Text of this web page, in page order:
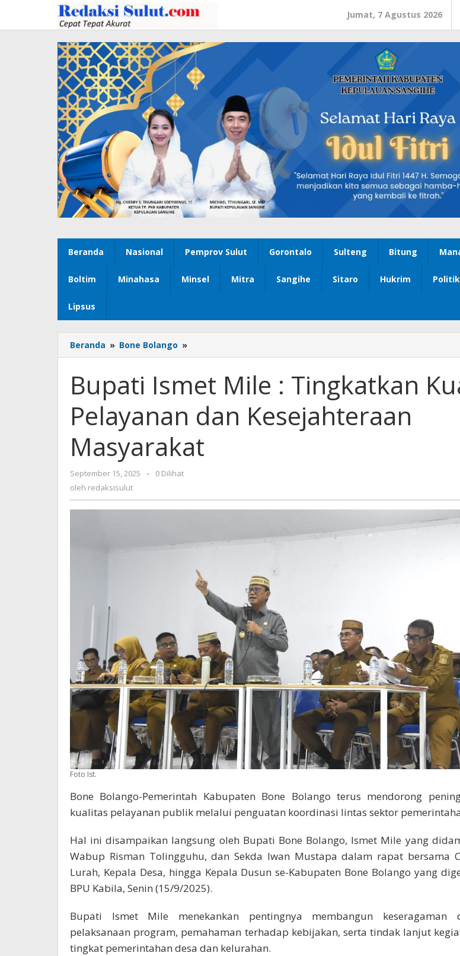
konten
Jumat, 7 Agustus 2026
Beranda Nasional Pemprov Sulut Gorontalo Sulteng Bitung
Boltim Minahasa Minsel Mitra Sangihe Sitaro Hukrim Politik
Lipsus
Beranda » Bone Bolango »
Ismet
:
Tingkatkan
Kualitas
Pelayanan
Kesejahteraan
Masyarakat
Bupati Ismet Mile : Tingkatkan
Pelayanan dan Kesejahteraan
Masyarakat
September 15, 2025
oleh
-
0 Dilihat
oleh redaksisulut
Foto Ist.
Bone Bolango-Pemerintah Kabupaten Bone Bolango terus mendorong
kualitas pelayanan publik melalui penguatan koordinasi lintas sektor
Hal ini disampaikan langsung oleh Bupati Bone Bolango, Ismet Mile yang
Wabup Risman Tolingguhu, dan Sekda Iwan Mustapa dalam rapat bersama
Lurah, Kepala Desa, hingga Kepala Dusun se-Kabupaten Bone Bolango yang
BPU Kabila, Senin (15/9/2025).
Bupati Ismet Mile menekankan pentingnya membangun keseragaman
pelaksanaan program, pemahaman terhadap kebijakan, serta tindak lanjut
tingkat pemerintahan desa dan kelurahan.